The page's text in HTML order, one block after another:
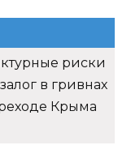
риски
в гривнах
Крыма